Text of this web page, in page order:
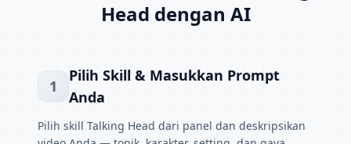
Head dengan AI
1
Pilih Skill & Masukkan Prompt
Anda
Pilih skill Talking Head dari panel dan deskripsikan